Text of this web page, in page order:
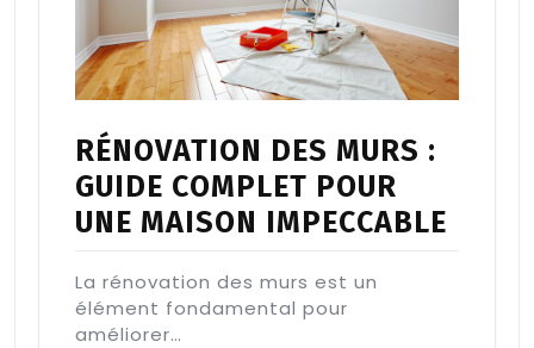
RÉNOVATION DES MURS :
GUIDE COMPLET POUR
UNE MAISON IMPECCABLE
La rénovation des murs est un
élément fondamental pour
améliorer…